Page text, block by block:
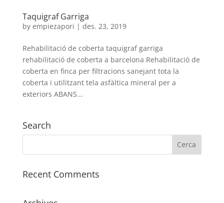
Taquigraf Garriga
by empiezapori | des. 23, 2019
Rehabilitació de coberta taquigraf garriga
rehabilitació de coberta a barcelona Rehabilitació de
coberta en finca per filtracions sanejant tota la
coberta i utilitzant tela asfàltica mineral per a
exteriors ABANS...
Search
Recent Comments